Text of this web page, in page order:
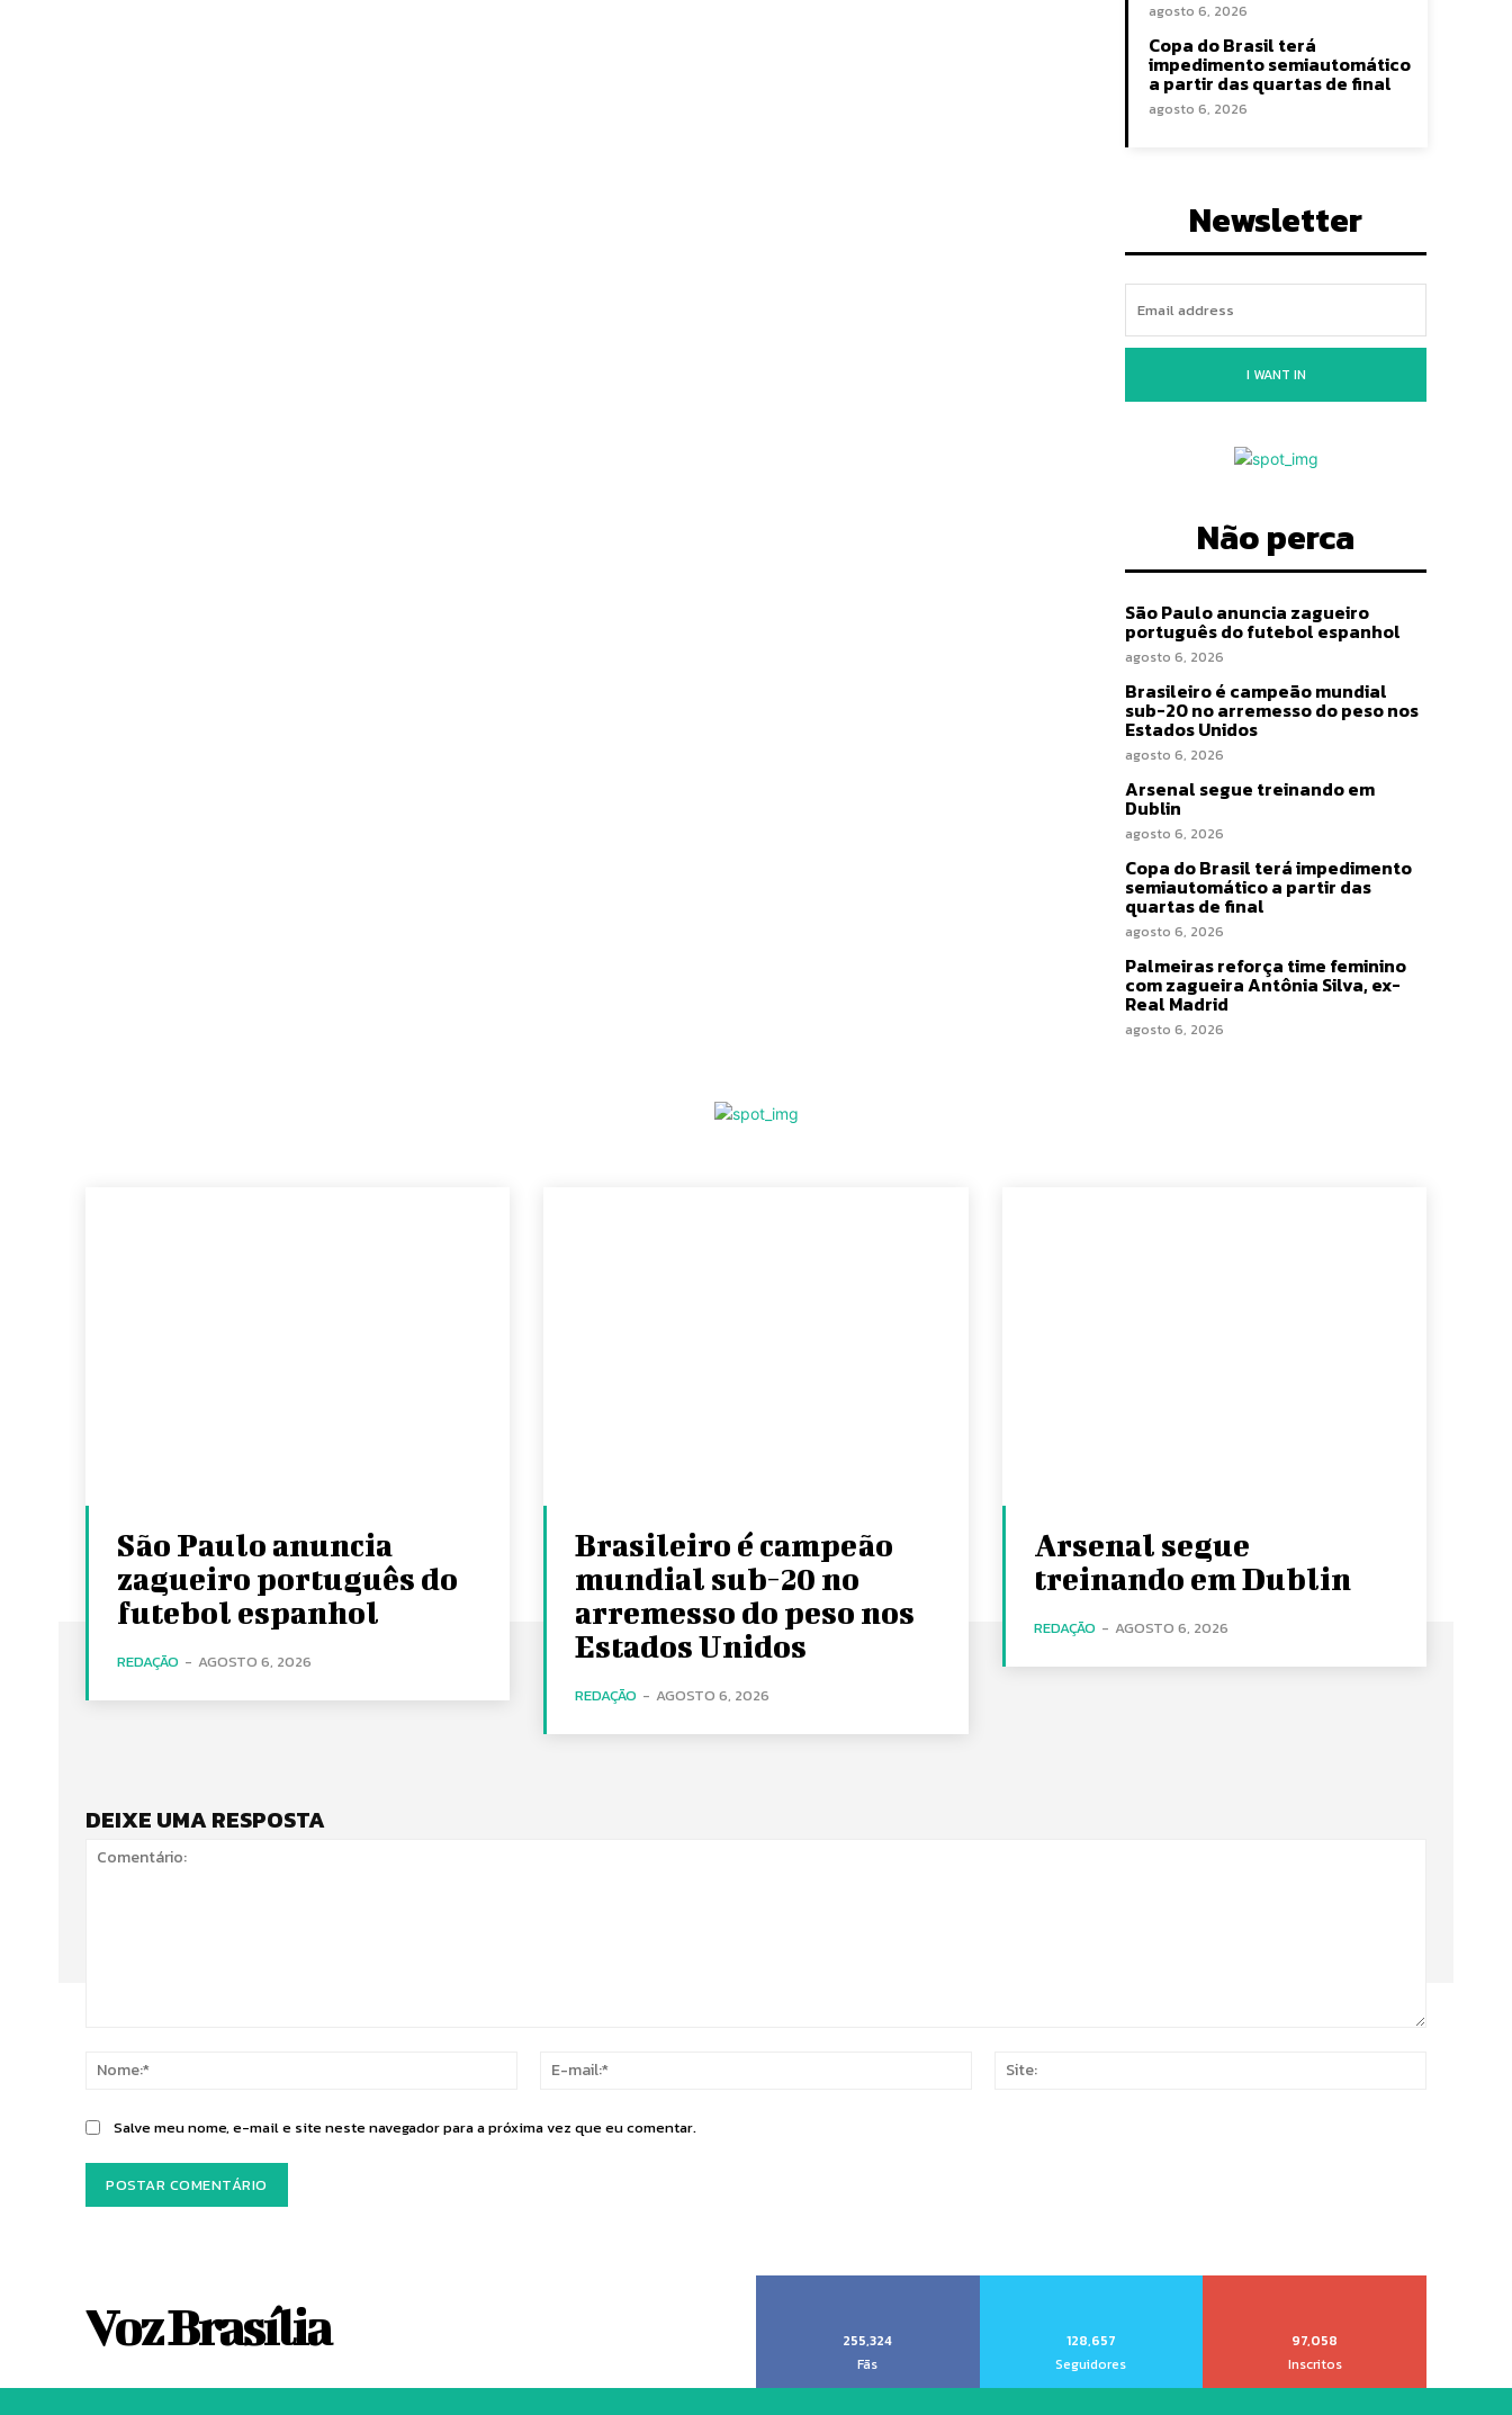
agosto 6, 2026
Copa do Brasil terá
impedimento semiautomático
a partir das quartas de final
agosto 6, 2026
Newsletter
I WANT IN
Não perca
São Paulo anuncia zagueiro
português do futebol espanhol
agosto 6, 2026
Brasileiro é campeão mundial
sub-20 no arremesso do peso nos
Estados Unidos
agosto 6, 2026
Arsenal segue treinando em
Dublin
agosto 6, 2026
Copa do Brasil terá impedimento
semiautomático a partir das
quartas de final
agosto 6, 2026
Palmeiras reforça time feminino
com zagueira Antônia Silva, ex-
Real Madrid
agosto 6, 2026
São Paulo anuncia
zagueiro português do
futebol espanhol
REDAÇÃO - AGOSTO 6, 2026
Brasileiro é campeão
mundial sub-20 no
arremesso do peso nos
Estados Unidos
REDAÇÃO - AGOSTO 6, 2026
Arsenal segue
treinando em Dublin
REDAÇÃO - AGOSTO 6, 2026
DEIXE UMA RESPOSTA
Nome:*
Salve meu nome, e-mail e site neste navegador para a próxima vez que eu comentar.
Voz Brasília
255,324
Fãs
128,657
Seguidores
97,058
Inscritos